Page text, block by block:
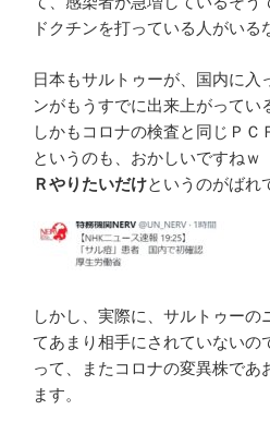
ドクチンを打っている人がいる
日本もサルトゥーが、国内に入
ンがもうすでに出来上がって
しかもコロナの検査と同じＰＣ
というのも、おかしいですねｗ
Ｒやりたいだけというのがばれ
しかし、実際に、サルトゥーの
てあまり相手にされていないの
って、またコロナの変異株であ
ます。